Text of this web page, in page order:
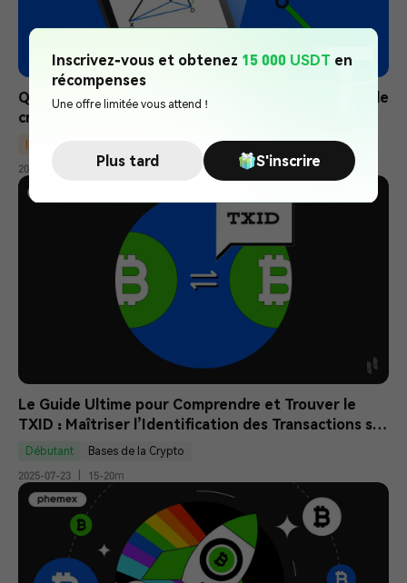
Que sont les figures harmoniques dans le trading de
crypto-monnaies ?
Intermédiaire
2026-03-13
15-20m
Le Guide Ultime pour Comprendre et Trouver le
TXID : Maîtriser l’Identification des Transactions sur
Débutant
Bases de la Crypto
2025-07-23
15-20m
Inscrivez-vous et obtenez 15 000 USDT en
récompenses
Une offre limitée vous attend !
Plus tard S'inscrire